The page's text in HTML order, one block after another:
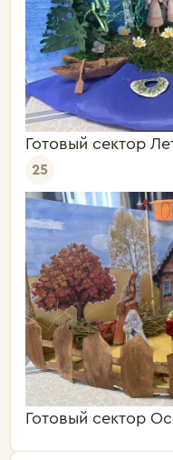
Готовый сектор
25
Готовый сектор